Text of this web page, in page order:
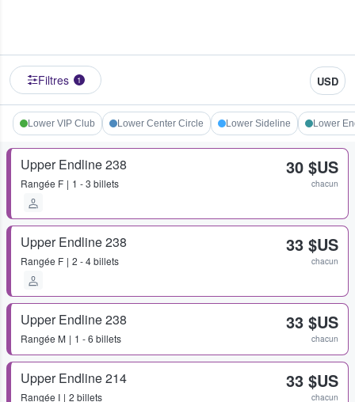
Filtres 1 USD
Lower VIP Club Lower Center Circle Lower Sideline Lower
Upper Endline 238
Rangée F 1 - 3 billets
30 $US
chacun
Upper Endline 238
Rangée F 2 - 4 billets
33 $US
chacun
Upper Endline 238
Rangée M 1 - 6 billets
33 $US
chacun
Upper Endline 214
Rangée I 2 billets
33 $US
chacun